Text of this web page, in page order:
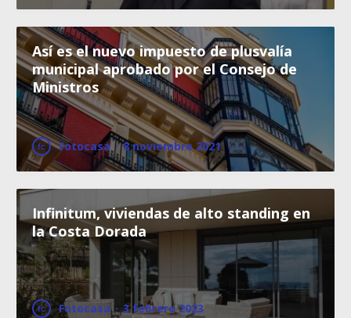
Así es el nuevo impuesto de plusvalía
municipal aprobado por el Consejo de
Ministros
Fotocasa · 8 noviembre 2021
Infinitum, viviendas de alto standing en
la Costa Dorada
Fotocasa · 3 febrero 2023